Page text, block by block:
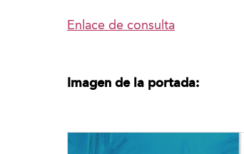
Enlace de consulta
Imagen de la portada: